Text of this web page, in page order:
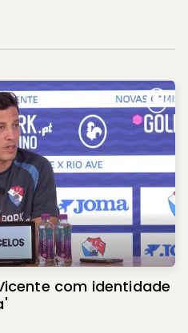
com identidade